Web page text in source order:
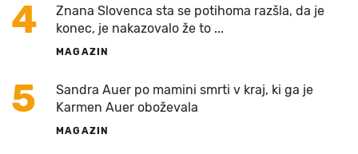
4
Znana Slovenca sta se potihoma razšla, da je
konec, je nakazovalo že to ...
MAGAZIN
5
Sandra Auer po mamini smrti v kraj, ki ga je
Karmen Auer oboževala
MAGAZIN